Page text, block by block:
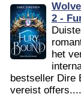
2 -
het
bestseller Dire
vereist offers....